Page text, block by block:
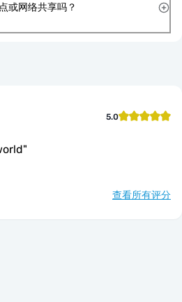
或网络共享吗？
5.0
"
查看所有评分